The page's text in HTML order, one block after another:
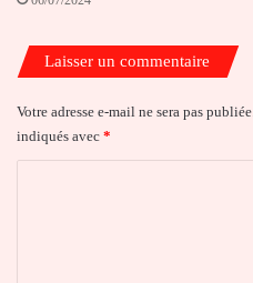
Laisser un commentaire
Votre adresse e-mail ne sera pas publiée.
indiqués avec *